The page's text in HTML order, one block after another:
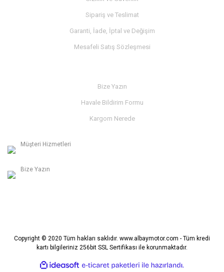
Sipariş ve Teslimat
Garanti, İade, İptal ve Değişim
Mesafeli Satış Sözleşmesi
Bize Yazın
Havale Bildirim Formu
Kargom Nerede
Müşteri Hizmetleri
Bize Yazın
Copyright © 2020 Tüm hakları saklıdır. www.albaymotor.com - Tüm kredi
kartı bilgileriniz 256bit SSL Sertifikası ile korunmaktadır.
ideasoft
e-